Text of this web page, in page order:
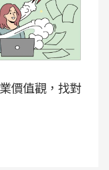
價值觀，找對